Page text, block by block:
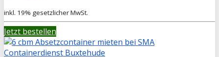
inkl. 19% gesetzlicher MwSt.
Jetzt bestellen